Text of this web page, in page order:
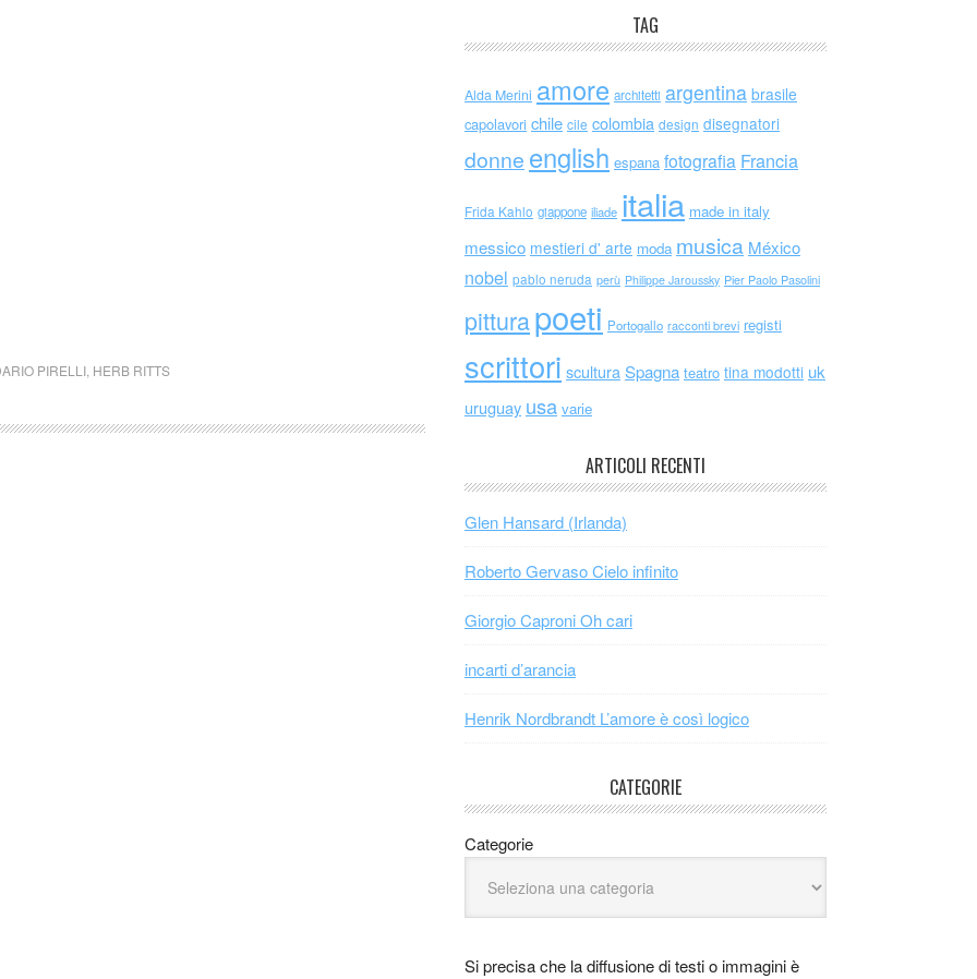
PIRELLI HERB RITTS
TAG
Alda Merini amore architetti argentina brasile
capolavori chile cile colombia design disegnatori
donne english espana fotografia Francia
Frida Kahlo giappone iliade italia made in italy
messico mestieri d' arte moda musica México
nobel pablo neruda perù Philippe Jaroussky Pier Paolo Pasolini
pitturapoeti Portogallo racconti brevi registi
scrittori scultura Spagna teatro tina modotti uk
uruguay usa varie
ARTICOLI RECENTI
Glen Hansard (Irlanda)
Roberto Gervaso Cielo infinito
Giorgio Caproni Oh cari
incarti d’arancia
Henrik Nordbrandt L’amore è così logico
CATEGORIE
Categorie
Si precisa che la diffusione di testi o immagini è